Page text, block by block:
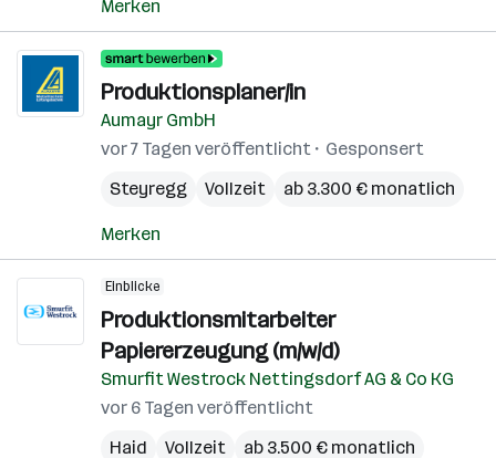
Merken
Produktionsplaner/in
Aumayr GmbH
vor 7 Tagen veröffentlicht
Gesponsert
Steyregg
Vollzeit ab 3.300 € monatlich
Merken
Einblicke
Produktionsmitarbeiter
Papiererzeugung (m/w/d)
Smurfit Westrock Nettingsdorf AG & Co KG
vor 6 Tagen veröffentlicht
Haid
Vollzeit ab 3.500 € monatlich